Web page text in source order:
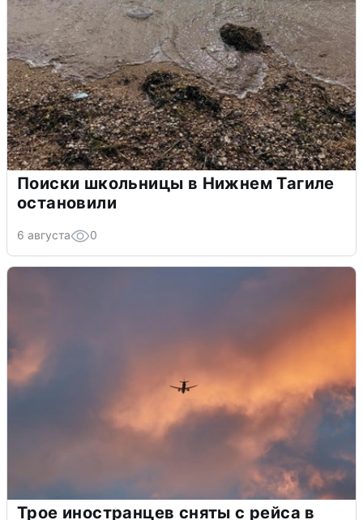
Поиски школьницы в Нижнем Тагиле
остановили
6 августа 0
Трое иностранцев сняты с рейса в